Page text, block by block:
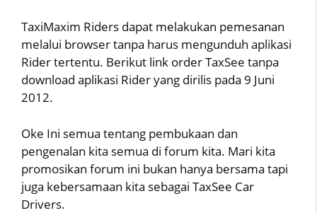
TaxiMaxim Riders dapat melakukan pemesanan
melalui browser tanpa harus mengunduh aplikasi
Rider tertentu. Berikut link order TaxSee tanpa
download aplikasi Rider yang dirilis pada 9 Juni
2012.
Oke Ini semua tentang pembukaan dan
pengenalan kita semua di forum kita. Mari kita
promosikan forum ini bukan hanya bersama tapi
juga kebersamaan kita sebagai TaxSee Car
Drivers.